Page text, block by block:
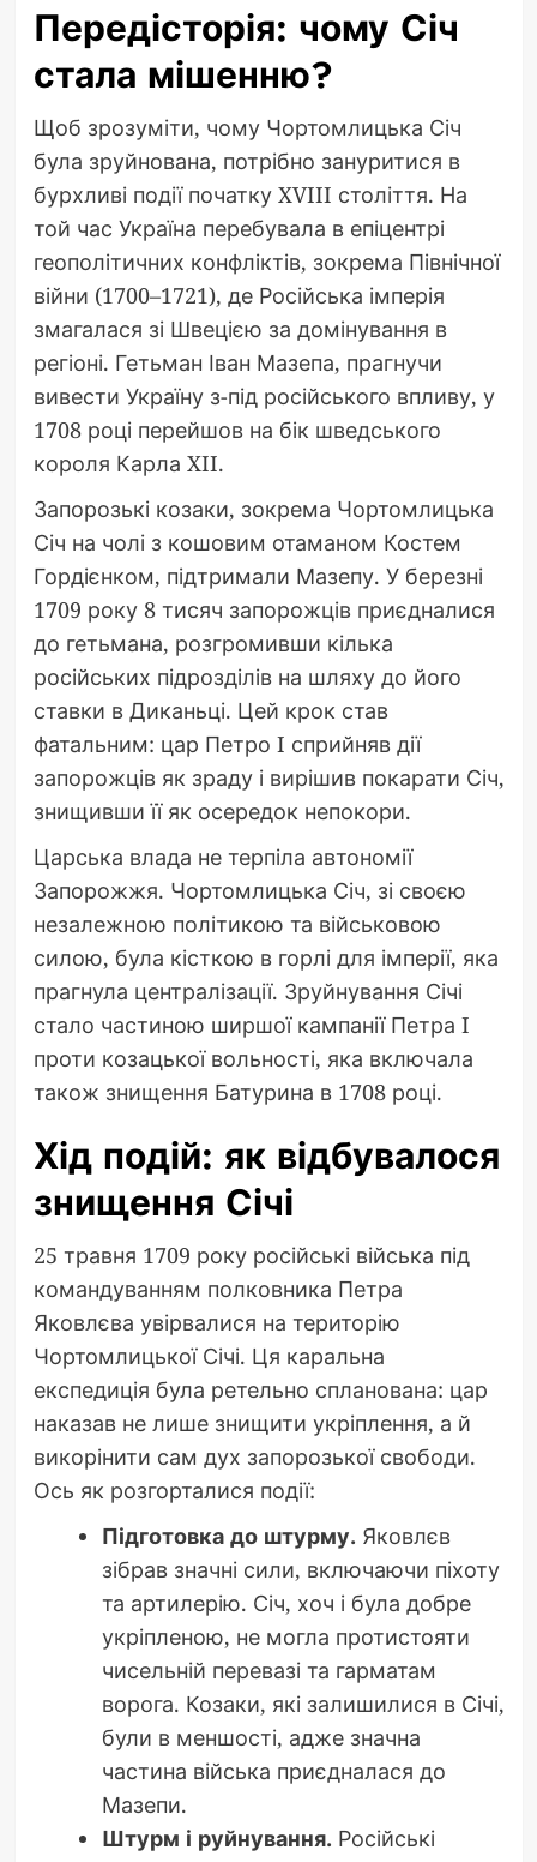
Передісторія: чому Січ
стала мішенню?
Щоб зрозуміти, чому Чортомлицька Січ
була зруйнована, потрібно зануритися в
бурхливі події початку XVIII століття. На
той час Україна перебувала в епіцентрі
геополітичних конфліктів, зокрема Північної
війни (1700–1721), де Російська імперія
змагалася зі Швецією за домінування в
регіоні. Гетьман Іван Мазепа, прагнучи
вивести Україну з-під російського впливу, у
1708 році перейшов на бік шведського
короля Карла XII.
Запорозькі козаки, зокрема Чортомлицька
Січ на чолі з кошовим отаманом Костем
Гордієнком, підтримали Мазепу. У березні
1709 року 8 тисяч запорожців приєдналися
до гетьмана, розгромивши кілька
російських підрозділів на шляху до його
ставки в Диканьці. Цей крок став
фатальним: цар Петро I сприйняв дії
запорожців як зраду і вирішив покарати Січ,
знищивши її як осередок непокори.
Царська влада не терпіла автономії
Запорожжя. Чортомлицька Січ, зі своєю
незалежною політикою та військовою
силою, була кісткою в горлі для імперії, яка
прагнула централізації. Зруйнування Січі
стало частиною ширшої кампанії Петра I
проти козацької вольності, яка включала
також знищення Батурина в 1708 році.
Хід подій: як відбувалося
знищення Січі
25 травня 1709 року російські війська під
командуванням полковника Петра
Яковлєва увірвалися на територію
Чортомлицької Січі. Ця каральна
експедиція була ретельно спланована: цар
наказав не лише знищити укріплення, а й
викорінити сам дух запорозької свободи.
Ось як розгорталися події:
Підготовка до штурму. Яковлєв
зібрав значні сили, включаючи піхоту
та артилерію. Січ, хоч і була добре
укріпленою, не могла протистояти
чисельній перевазі та гарматам
ворога. Козаки, які залишилися в Січі,
були в меншості, адже значна
частина війська приєдналася до
Мазепи.
Штурм і руйнування. Російські